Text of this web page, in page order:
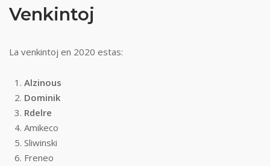
Venkintoj
La venkintoj en 2020 estas:
Alzinous
Dominik
Rdelre
Amikeco
Sliwinski
Freneo